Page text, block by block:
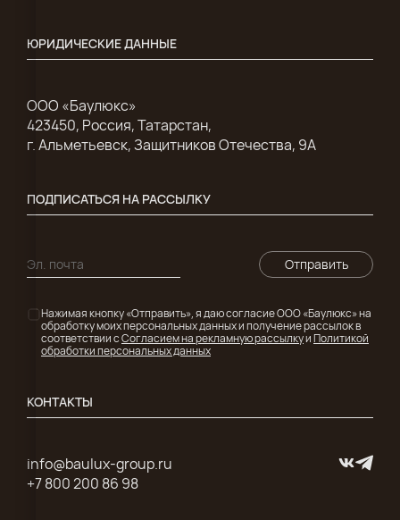
ЮРИДИЧЕСКИЕ ДАННЫЕ
ООО «Баулюкс»
423450, Россия, Татарстан,
г. Альметьевск, Защитников Отечества, 9А
ПОДПИСАТЬСЯ НА РАССЫЛКУ
Отправить
Нажимая кнопку «Отправить», я даю согласие ООО «Баулюкс» на
обработку моих персональных данных и получение рассылок в
соответствии сСогласием на рекламную рассылкуиПолитикой
обработки персональных данных
КОНТАКТЫ
info@baulux-group.ru
+7 800 200 86 98